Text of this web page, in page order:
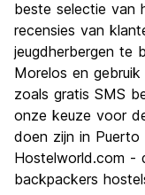
Uitgaan
Waarde voor uw
beste selectie van
recensies van
jeugdherbergen te
Morelos en
zoals gratis SMS
onze keuze voor
doen zijn in
Hostelworld.com -
backpackers